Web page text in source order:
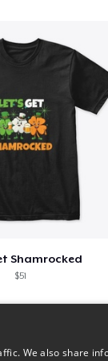
Shamrocked
$51
We also share